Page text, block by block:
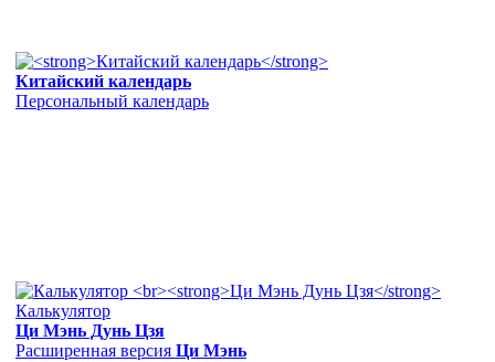
Китайский календарь
Персональный календарь
Калькулятор
Ци Мэнь Дунь Цзя
Расширенная версия Ци Мэнь